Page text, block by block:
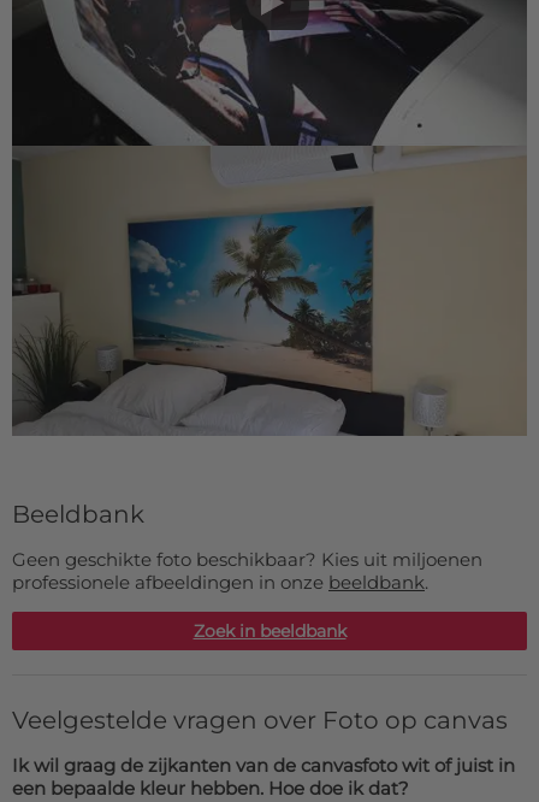
Beeldbank
Geen geschikte foto beschikbaar? Kies uit miljoenen
professionele afbeeldingen in onze beeldbank.
Zoek in beeldbank
Veelgestelde vragen over Foto op canvas
Ik wil graag de zijkanten van de canvasfoto wit of juist in
een bepaalde kleur hebben. Hoe doe ik dat?